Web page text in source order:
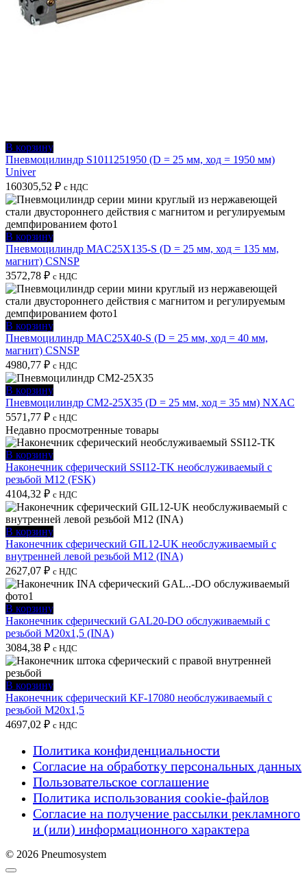
В корзину
Пневмоцилиндр S1011251950 (D = 25 мм, ход = 1950 мм)
Univer
160305,52 ₽ с НДС
В корзину
Пневмоцилиндр MAC25X135-S (D = 25 мм, ход = 135 мм,
магнит) CSNSP
3572,78 ₽ с НДС
В корзину
Пневмоцилиндр MAC25X40-S (D = 25 мм, ход = 40 мм,
магнит) CSNSP
4980,77 ₽ с НДС
В корзину
Пневмоцилиндр CM2-25X35 (D = 25 мм, ход = 35 мм) NXAC
5571,77 ₽ с НДС
Недавно просмотренные товары
В корзину
Наконечник сферический SSI12-TK необслуживаемый с
резьбой M12 (FSK)
4104,32 ₽ с НДС
В корзину
Наконечник сферический GIL12-UK необслуживаемый с
внутренней левой резьбой M12 (INA)
2627,07 ₽ с НДС
В корзину
Наконечник сферический GAL20-DO обслуживаемый с
резьбой M20x1,5 (INA)
3084,38 ₽ с НДС
В корзину
Наконечник сферический KF-17080 необслуживаемый с
резьбой M20x1,5
4697,02 ₽ с НДС
Политика конфиденциальности
Согласие на обработку персональных данных
Пользовательское соглашение
Политика использования cookie-файлов
Согласие на получение рассылки рекламного
и (или) информационного характера
© 2026 Pneumosystem